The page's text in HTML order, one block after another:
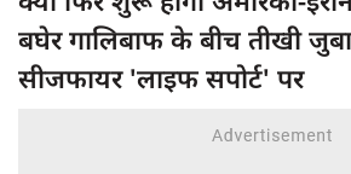
बघेर गालिबाफ के बीच तीखी
सीजफायर 'लाइफ सपोर्ट' पर